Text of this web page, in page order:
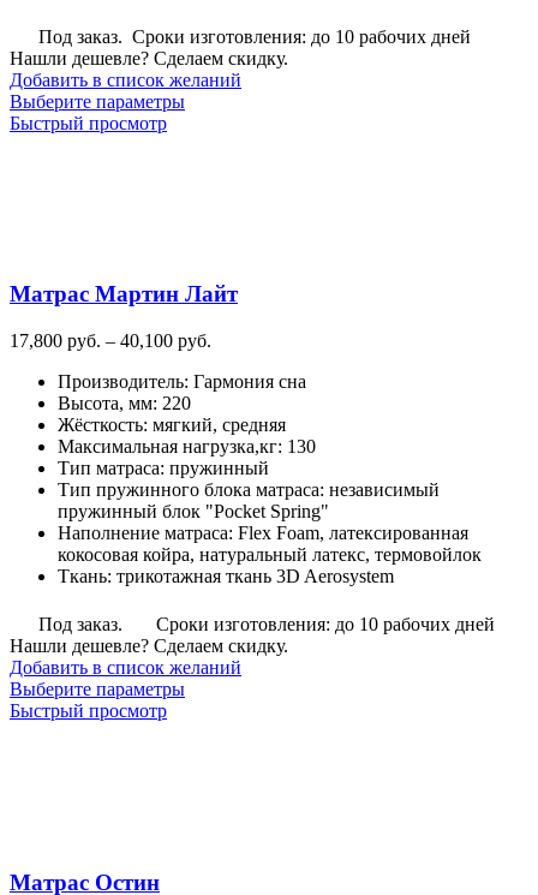
Под заказ. Сроки изготовления: до 10 рабочих дней
Нашли дешевле? Сделаем скидку.
Добавить в список желаний
Выберите параметрыЭтот
странице
Быстрый просмотр
Матрас Мартин Лайт
17,800 руб. – 40,100 руб.
17,800
–
40,100
руб.
Производитель: Гармония сна
Высота, мм: 220
Жёсткость: мягкий, средняя
Максимальная нагрузка,кг: 130
Тип матраса: пружинный
Тип пружинного блока матраса: независимый
пружинный блок "Pocket Spring"
Наполнение матраса: Flex Foam, латексированная
кокосовая койра, натуральный латекс, термовойлок
Ткань: трикотажная ткань 3D Aerosystem
Под заказ.
Сроки изготовления: до 10 рабочих дней
Нашли дешевле? Сделаем скидку.
Добавить в список желаний
Выберите параметрыЭтот
Быстрый просмотр
Матрас Остин